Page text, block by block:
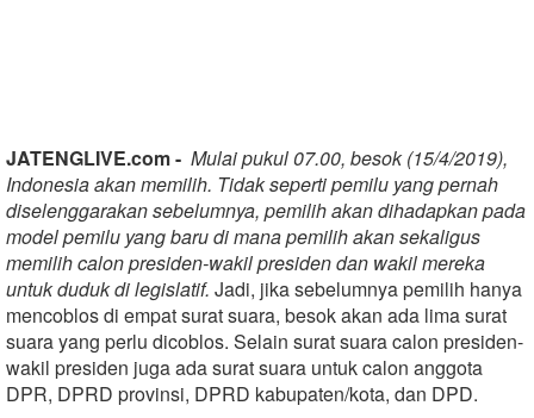
JATENGLIVE.com - Mulai pukul 07.00, besok (15/4/2019),
Indonesia akan memilih. Tidak seperti pemilu yang pernah
diselenggarakan sebelumnya, pemilih akan dihadapkan pada
model pemilu yang baru di mana pemilih akan sekaligus
memilih calon presiden-wakil presiden dan wakil mereka
untuk duduk di legislatif. Jadi, jika sebelumnya pemilih hanya
mencoblos di empat surat suara, besok akan ada lima surat
suara yang perlu dicoblos. Selain surat suara calon presiden-
wakil presiden juga ada surat suara untuk calon anggota
DPR, DPRD provinsi, DPRD kabupaten/kota, dan DPD.